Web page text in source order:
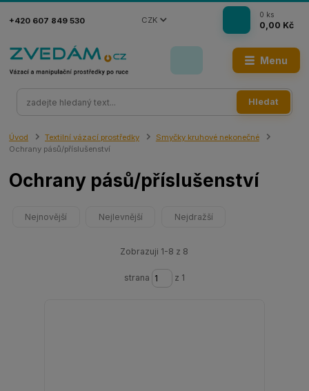
Menu
CZK
Hledat
+420 607 849 530
0 ks
0,00 Kč
Úvod Textilní vázací prostředky
Smyčky kruhové nekonečné
Ochrany pásů/příslušenství
Ochrany pásů/příslušenství
Nejnovější Nejlevnější Nejdražší
Zobrazuji 1-8 z 8
strana z 1